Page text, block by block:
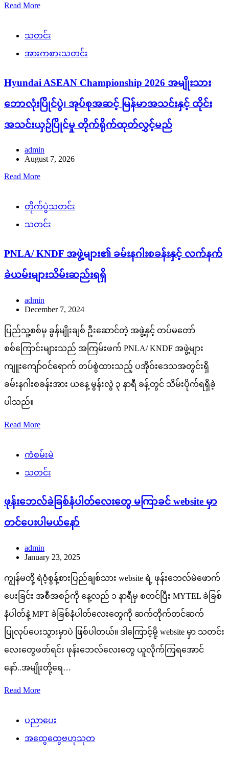
Read More
သတင်း
အားကစားသတင်း
Hyundai ASEAN Championship 2026 အမျိုးသား
ဘောလုံးပြိုင်ပွဲ၊ အုပ်စုအဆင့် မြန်မာအသင်းနှင့် ထိုင်း
အသင်းယှဉ်ပြိုင်မှု တိုက်ရိုက်ထုတ်လွှင့်မည်
admin
August 7, 2026
Read More
တိုက်ပွဲသတင်း
သတင်း
PNLA/ KNDF အဖွဲ့များ၏ ခမ်းနဂါးစခန်းနှင့် လက်နက်
ခဲယမ်းများသိမ်းဆည်းရရှိ
admin
December 7, 2024
ပြည်သူ့စစ်မှ ခွန်မျိုးချစ် ဦးဆောင်တဲ့ အဖွဲ့နှင့် တပ်မတော်
စစ်ကြောင်းများသည် အကြမ်းဖက် PNLA/ KNDF အဖွဲ့များ
ကျူးကျော်ဝင်ရောက် တပ်စွဲထားသည့် ပအိုဝ်းဒေသအတွင်းရှိ
ခမ်းနဂါးစခန်းအား ယနေ့ မွန်းလွဲ ၃ နာရီ ခန့်တွင် သိမ်းပိုက်ရရှိခဲ့
ပါသည်။
Read More
ကံစမ်းမဲ
သတင်း
ဖုန်းဘေလ်ခဲခြစ်နံပါတ်လေးတွေ မကြာခင် website မှာ
တင်ပေးပါမယ်နော်
admin
January 23, 2025
ကျွန်မတို့ ရဲဝံ့စွန့်စားပြည်ချစ်သား website ရဲ့ ဖုန်းဘေလ်မဲဖောက်
ပေးခြင်း အစီအစဉ်ကို နေ့လည် ၁ နာရီမှ စတင်ပြီး MYTEL ခဲခြစ်
နံပါတ်နဲ့ MPT ခဲခြစ်နံပါတ်လေးတွေကို ဆက်တိုက်တင်ဆက်
ပြုလုပ်ပေးသွားမှာပဲ ဖြစ်ပါတယ်။ ဒါကြောင့်မို့ website မှာ သတင်း
လေးတွေဖတ်ရင်း ဖုန်းဘေလ်လေးတွေ ယူလိုက်ကြရအောင်
နော်..အမျိုးတို့ရေ…
Read More
ပညာပေး
အထွေထွေဗဟုသုတ